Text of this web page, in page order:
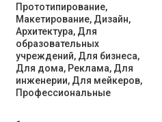
Прототипирование,
Макетирование, Дизайн,
Архитектура, Для
образовательных
учреждений, Для бизнеса,
Для дома, Реклама, Для
инженерии, Для мейкеров,
Профессиональные